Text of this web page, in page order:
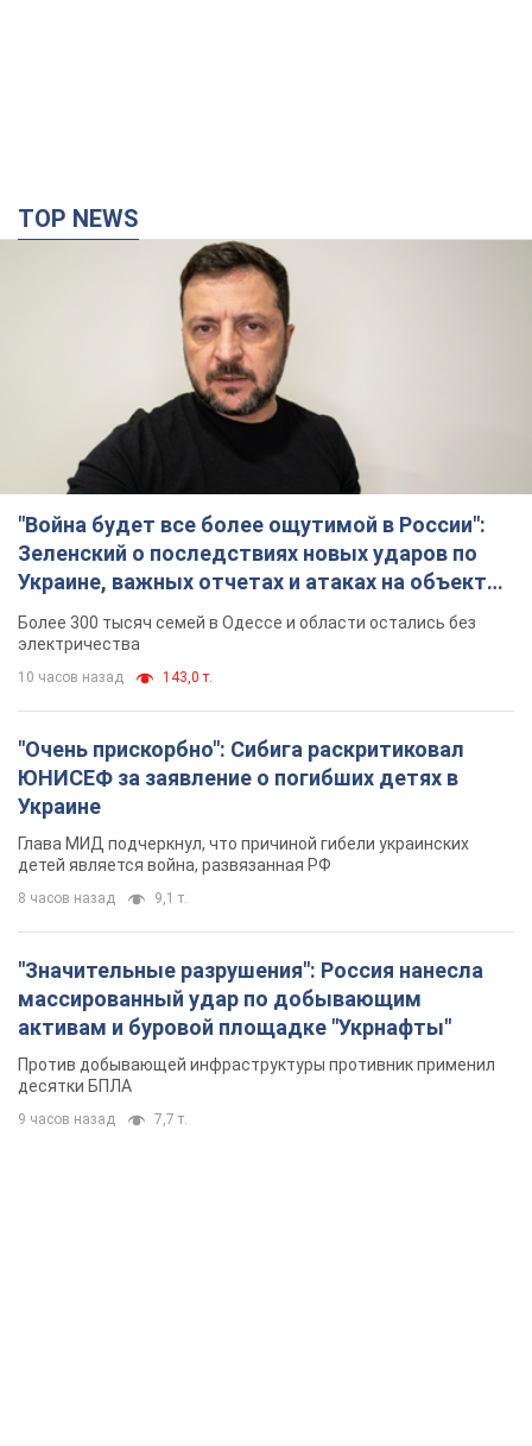
TOP NEWS
"Война будет все более ощутимой в России":
Зеленский о последствиях новых ударов по
Украине, важных отчетах и атаках на объекты
противника. Видео
Более 300 тысяч семей в Одессе и области остались без
электричества
10 часов назад 143,0 т.
"Очень прискорбно": Сибига раскритиковал
ЮНИСЕФ за заявление о погибших детях в
Украине
Глава МИД подчеркнул, что причиной гибели украинских
детей является война, развязанная РФ
8 часов назад 9,1 т.
"Значительные разрушения": Россия нанесла
массированный удар по добывающим
активам и буровой площадке "Укрнафты"
Против добывающей инфраструктуры противник применил
десятки БПЛА
9 часов назад 7,7 т.